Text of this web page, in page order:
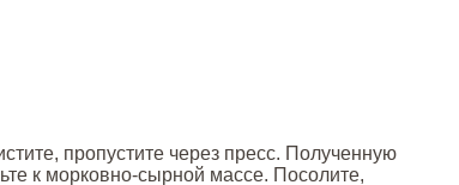
пропустите через пресс. Полученную
к морковно-сырной массе. Посолите,